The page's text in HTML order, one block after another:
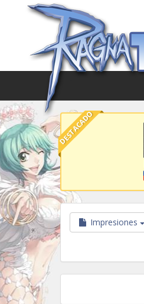
DESTACADO
Impresiones